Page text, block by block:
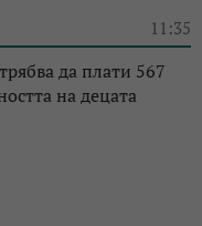
11:35
да плати 567
на децата